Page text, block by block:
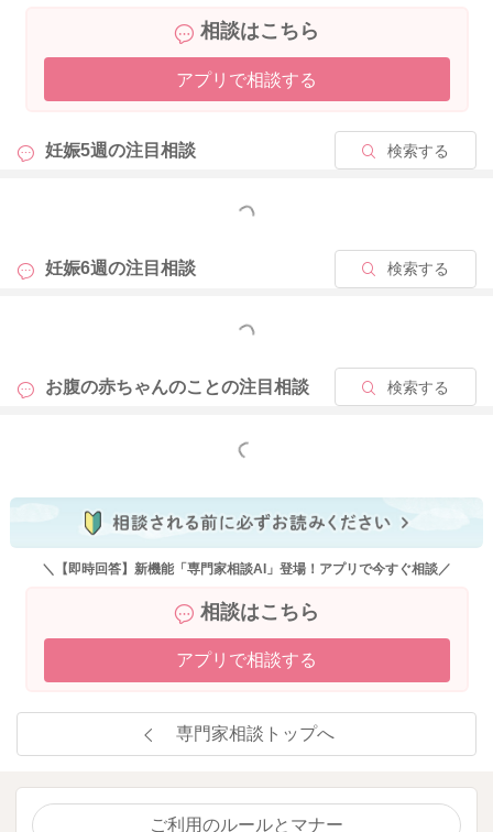
相談はこちら
アプリで相談する
妊娠5週の注目相談 検索する
もっと見る
妊娠6週の注目相談 検索する
もっと見る
お腹の赤ちゃんのことの注目相談 検索する
もっと見る
＼【即時回答】新機能「専門家相談AI」登場！アプリで今すぐ相談／
相談はこちら
アプリで相談する
専門家相談トップへ
ご利用のルールとマナー